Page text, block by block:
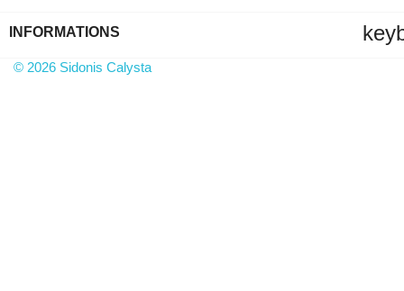
INFORMATIONS
© 2026 Sidonis Calysta